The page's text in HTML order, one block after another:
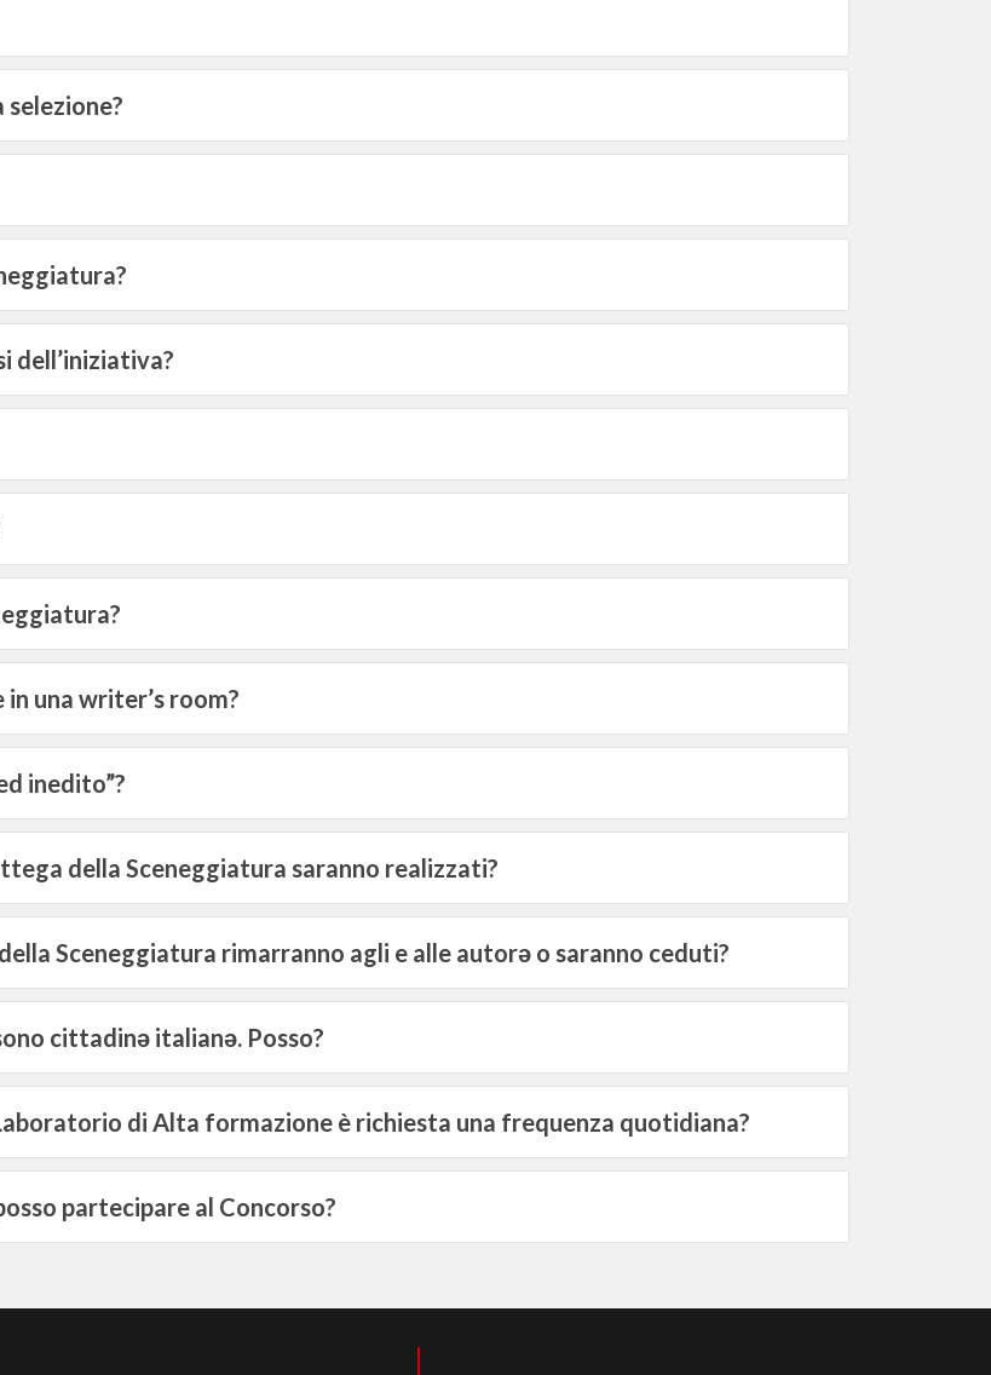
dell’iniziativa?
una writer’s room?
inedito”?
della Sceneggiatura saranno realizzati?
Sceneggiatura rimarranno agli e alle autorə o saranno ceduti?
cittadinə italianə. Posso?
di Alta formazione è richiesta una frequenza quotidiana?
partecipare al Concorso?